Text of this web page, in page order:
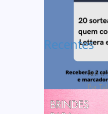
Recentes
Até o
Por